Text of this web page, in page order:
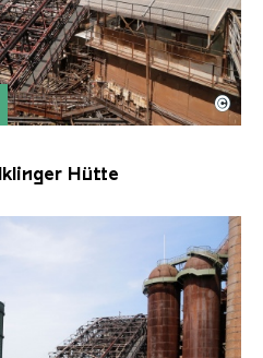
Völklinger Hütte mit
Völklinger Hütte | Karl
©
Hütte